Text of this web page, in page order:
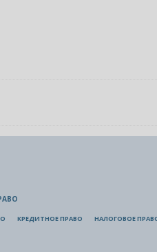
КРЕДИТНОЕ ПРАВО НАЛОГОВОЕ